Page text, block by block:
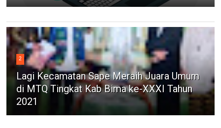
2
Lagi Kecamatan Sape Meraih Juara Umum
di MTQ Tingkat Kab Bima ke-XXXI Tahun
2021